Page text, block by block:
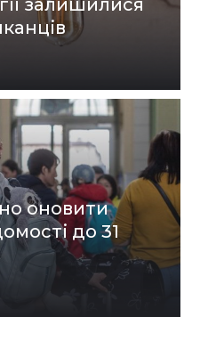
залишилися
оновити
до 31